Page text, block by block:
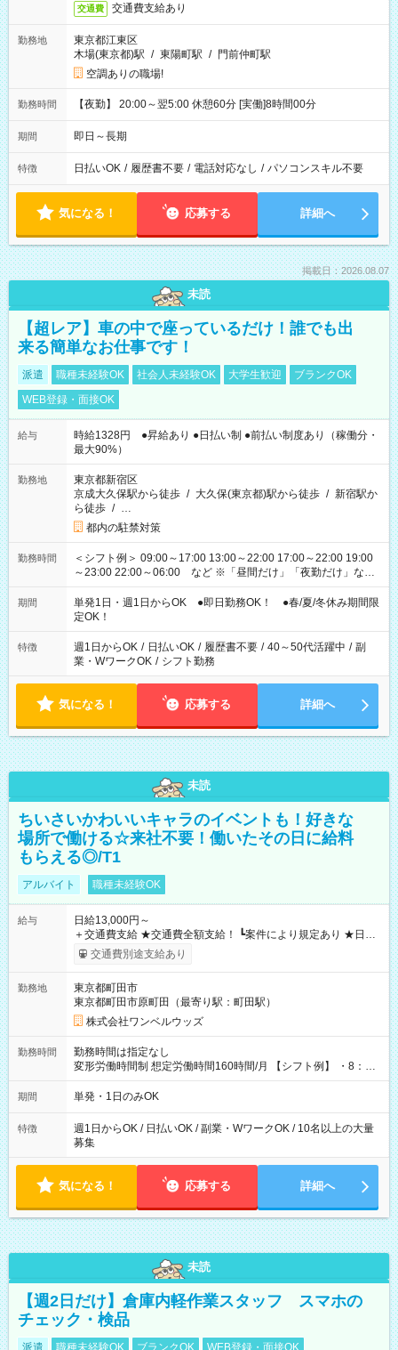
交通費 交通費支給あり
勤務地
東京都江東区
木場(東京都)駅 / 東陽町駅 / 門前仲町駅
空調ありの職場!
勤務時間 【夜勤】 20:00～翌5:00 休憩60分 [実働]8時間00分
期間 即日～長期
特徴 日払いOK / 履歴書不要 / 電話対応なし / パソコンスキル不要
気になる！ 応募する 詳細へ
掲載日：2026.08.07
未読
【超レア】車の中で座っているだけ！誰でも出
来る簡単なお仕事です！
派遣 職種未経験OK 社会人未経験OK 大学生歓迎
ブランクOK
WEB登録・面接OK
給与
時給1328円 ●昇給あり ●日払い制 ●前払い制度あり（稼働分・
最大90%）
勤務地
東京都新宿区
京成大久保駅から徒歩 / 大久保(東京都)駅から徒歩 / 新宿駅か
ら徒歩 / …
都内の駐禁対策
勤務時間
＜シフト例＞ 09:00～17:00 13:00～22:00 17:00～22:00 19:00
～23:00 22:00～06:00 など ※「昼間だけ」「夜勤だけ」など
の希望OK
期間
単発1日・週1日からOK ●即日勤務OK！ ●春/夏/冬休み期間限
定OK！
特徴 週1日からOK / 日払いOK / 履歴書不要 / 40～50代活躍中 / 副
業・WワークOK / シフト勤務
気になる！ 応募する 詳細へ
未読
ちいさいかわいいキャラのイベントも！好きな
場所で働ける☆来社不要！働いたその日に給料
もらえる◎/T1
アルバイト 職種未経験OK
給与
日給13,000円～
＋交通費支給 ★交通費全額支給！ ┗案件により規定あり ★日払
いOK！（規定あり） ┗働いたその日に現金GET♪ お仕事後はコ
ンビニATMから 日払い分を引き落とせます！ 【試用期間】試
交通費別途支給あり
勤務地
東京都町田市
東京都町田市原町田（最寄り駅：町田駅）
株式会社ワンベルウッズ
勤務時間
勤務時間は指定なし
変形労働時間制 想定労働時間160時間/月 【シフト例】 ・8：00
～21：00
期間 単発・1日のみOK
特徴
週1日からOK / 日払いOK / 副業・WワークOK / 10名以上の大量
募集
気になる！ 応募する 詳細へ
未読
【週2日だけ】倉庫内軽作業スタッフ スマホの
チェック・検品
派遣 職種未経験OK ブランクOK WEB登録・面接OK